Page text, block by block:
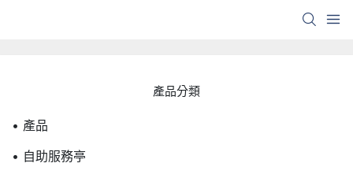
產品分類
• 產品
• 自助服務亭